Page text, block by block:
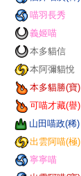
喵羽長秀
義姬喵
本多貓信
本阿彌貓悅
本多貓勝(寶)
可喵才藏(譽)
山田喵政(稀)
出雲阿喵(極)
寧寧喵